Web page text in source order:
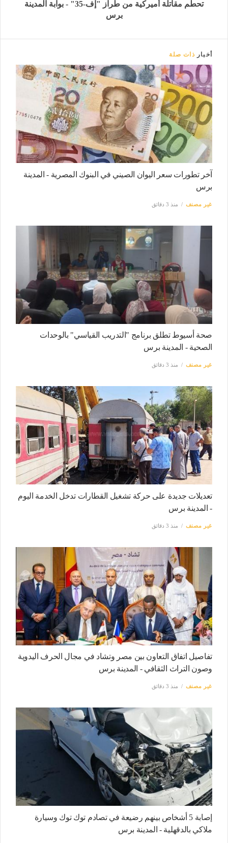
تحطم مقاتلة أميركية من طراز "إف-35" - بوابة المدينة
برس
أخبار ذات صلة
آخر تطورات سعر اليوان الصيني في البنوك المصرية - المدينة
برس
غير مصنف منذ 3 دقائق
صحة أسيوط تطلق برنامج "التدريب القياسي" بالوحدات
الصحية - المدينة برس
غير مصنف منذ 3 دقائق
تعديلات جديدة على حركة تشغيل القطارات تدخل الخدمة اليوم
- المدينة برس
غير مصنف منذ 3 دقائق
تفاصيل اتفاق التعاون بين مصر وتشاد في مجال الحرف اليدوية
وصون التراث الثقافي - المدينة برس
غير مصنف منذ 3 دقائق
إصابة 5 أشخاص بينهم رضيعة في تصادم توك توك وسيارة
ملاكي بالدقهلية - المدينة برس